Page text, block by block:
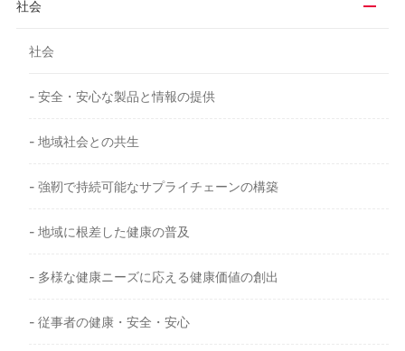
社会
社会
- 安全・安心な製品と情報の提供
- 地域社会との共生
- 強靭で持続可能なサプライチェーンの構築
- 地域に根差した健康の普及
- 多様な健康ニーズに応える健康価値の創出
- 従事者の健康・安全・安心